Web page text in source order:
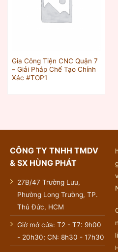
Gia Công Tiện CNC Quận 7
– Giải Pháp Chế Tạo Chính
Xác #TOP1
CÔNG TY TNHH TMDV
& SX HÙNG PHÁT
27B/47 Trường Lưu,
Phường Long Trường, TP.
Thủ Đức, HCM
Giờ mở cửa: T2 - T7: 9h00
- 20h30; CN: 8h30 - 17h30